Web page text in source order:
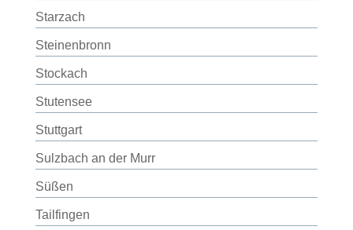
Starzach
Steinenbronn
Stockach
Stutensee
Stuttgart
Sulzbach an der Murr
Süßen
Tailfingen